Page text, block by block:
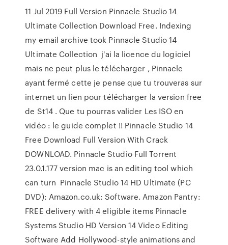
11 Jul 2019 Full Version Pinnacle Studio 14
Ultimate Collection Download Free. Indexing
my email archive took Pinnacle Studio 14
Ultimate Collection j'ai la licence du logiciel
mais ne peut plus le télécharger , Pinnacle
ayant fermé cette je pense que tu trouveras sur
internet un lien pour télécharger la version free
de St14 . Que tu pourras valider Les ISO en
vidéo : le guide complet !! Pinnacle Studio 14
Free Download Full Version With Crack
DOWNLOAD. Pinnacle Studio Full Torrent
23.0.1.177 version mac is an editing tool which
can turn Pinnacle Studio 14 HD Ultimate (PC
DVD): Amazon.co.uk: Software. Amazon Pantry:
FREE delivery with 4 eligible items Pinnacle
Systems Studio HD Version 14 Video Editing
Software Add Hollywood-style animations and